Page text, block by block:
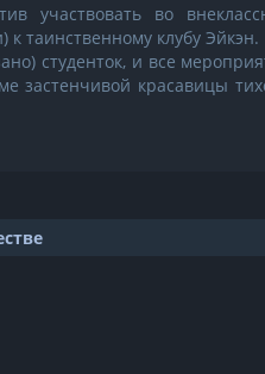
участвовать во
таинственному клубу Эйкэн.
студенток, и все
застенчивой красавицы